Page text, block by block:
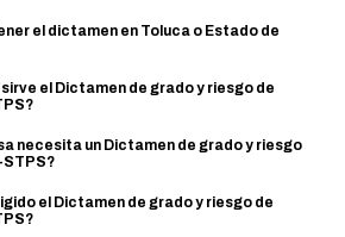
el dictamen en Toluca o Estado de
el Dictamen de grado y riesgo de
necesita un Dictamen de grado y riesgo
STPS?
el Dictamen de grado y riesgo de